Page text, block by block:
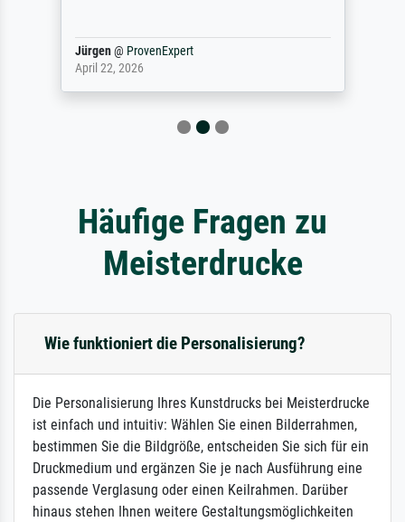
Jürgen@ ProvenExpert
April 22, 2026
Häufige Fragen zu
Meisterdrucke
Wie funktioniert die Personalisierung?
Die Personalisierung Ihres Kunstdrucks bei Meisterdrucke
ist einfach und intuitiv: Wählen Sie einen Bilderrahmen,
bestimmen Sie die Bildgröße, entscheiden Sie sich für ein
Druckmedium und ergänzen Sie je nach Ausführung eine
passende Verglasung oder einen Keilrahmen. Darüber
hinaus stehen Ihnen weitere Gestaltungsmöglichkeiten